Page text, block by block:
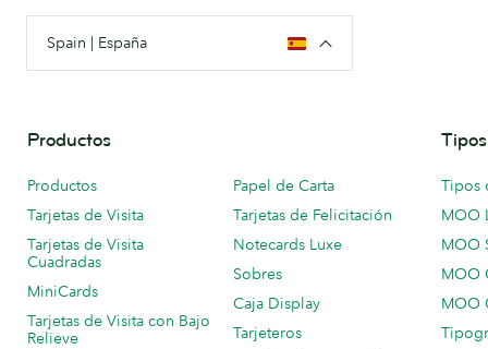
Spain | España
Productos
Productos
Tarjetas de Visita
Tarjetas de Visita
Cuadradas
MiniCards
Tarjetas de Visita con Bajo
Relieve
Papel de Carta
Tarjetas de Felicitación
Notecards Luxe
Sobres
Caja Display
Tarjeteros
Tipos
MOO
MOO
MOO
MOO